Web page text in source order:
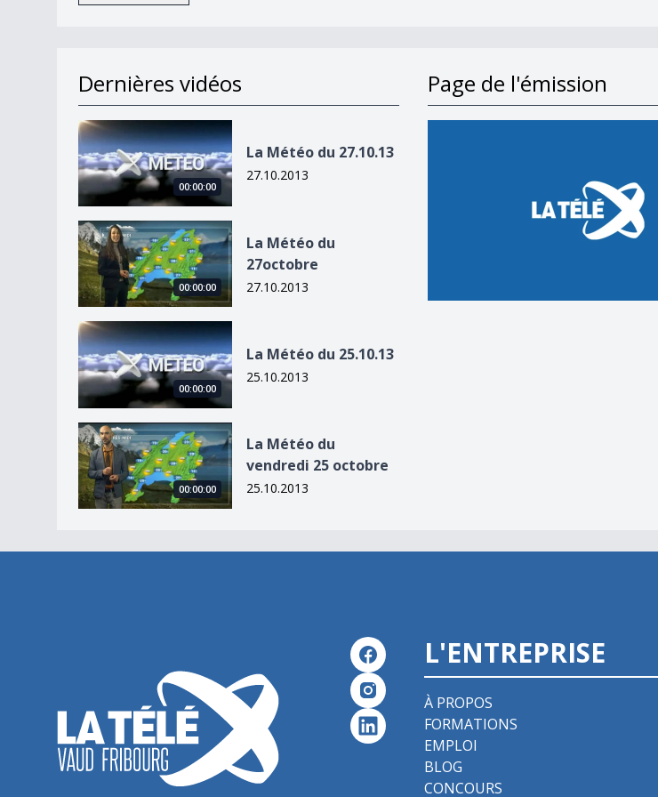
Dernières vidéos
La Météo du 27.10.13
00:00:00
La Météo du 27.10.13
27.10.2013
La Météo du 27octobre
00:00:00
La Météo du
27octobre
27.10.2013
La Météo du 25.10.13
00:00:00
La Météo du 25.10.13
25.10.2013
La Météo du vendredi 25 octobre
00:00:00
La Météo du
vendredi 25 octobre
25.10.2013
Page de l'émission
L'ENTREPRISE
À PROPOS
FORMATIONS
EMPLOI
BLOG
CONCOURS